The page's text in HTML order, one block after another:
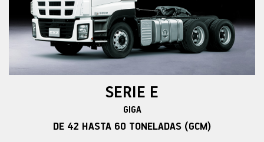
SERIE E
GIGA
DE 42 HASTA 60 TONELADAS (GCM)